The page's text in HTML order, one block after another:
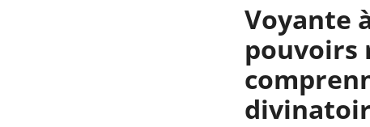
Voyante
pouvoirs